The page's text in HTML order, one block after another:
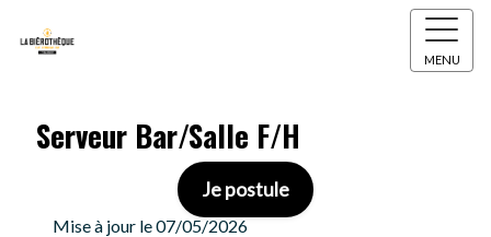
MENU
Serveur Bar/Salle F/H
Je postule
Mise à jour le 07/05/2026